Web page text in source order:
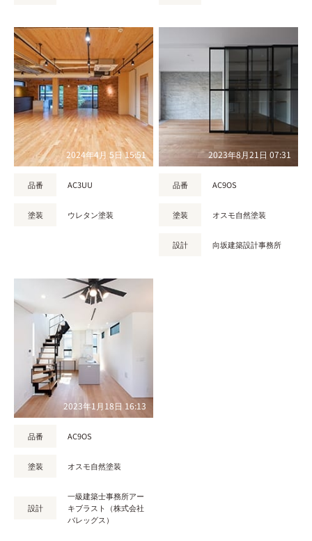
2024年4月 5日 15:51
品番 AC3UU
塗装 ウレタン塗装
2023年8月21日 07:31
品番 AC9OS
塗装 オスモ自然塗装
設計 向坂建築設計事務所
2023年1月18日 16:13
品番 AC9OS
塗装 オスモ自然塗装
設計
一級建築士事務所アー
キブラスト（株式会社
バレッグス）